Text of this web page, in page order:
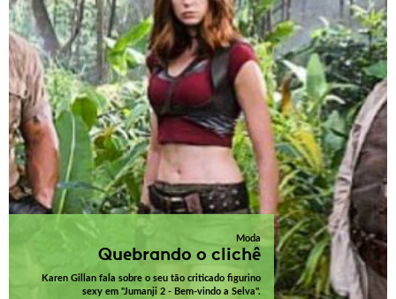
Moda
Quebrando o clichê
Karen Gillan fala sobre o seu tão criticado figurino
sexy em "Jumanji 2 - Bem-vindo a Selva".